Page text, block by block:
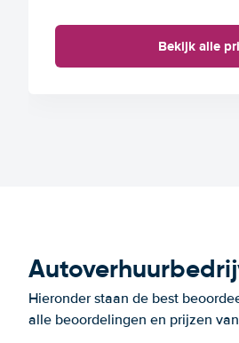
Bekijk alle
Hieronder staan de best
alle beoordelingen en prijzen